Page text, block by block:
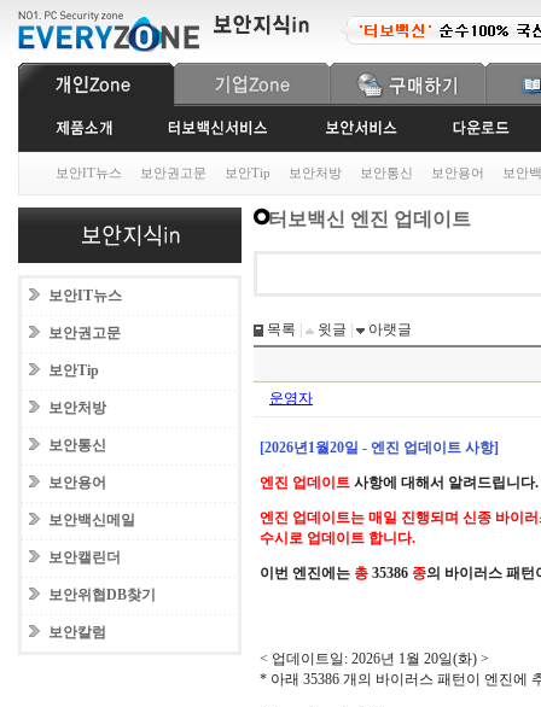
보안IT뉴스 보안권고문 보안Tip 보안처방 보안통신 보안용어 보안
보안IT뉴스
보안권고문
보안Tip
보안처방
보안통신
보안용어
보안백신메일
보안캘린더
보안위협DB찾기
보안칼럼
터보백신 엔진 업데이트
목록 윗글 아랫글
운영자
[2026년1월20일 - 엔진 업데이트 사항]
엔진 업데이트 사항에 대해서 알려드립니다.
엔진 업데이트는 매일 진행되며 신종 바이
수시로 업데이트 합니다.
이번 엔진에는 총 35386 종의 바이러스 패턴
< 업데이트일: 2026년 1월 20일(화) >
* 아래 35386 개의 바이러스 패턴이 엔진에